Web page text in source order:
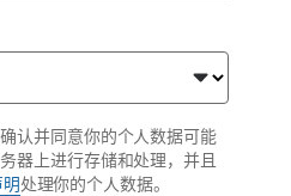
认并同意你的个人数据可能
器上进行存储和处理，并且
处理你的个人数据。